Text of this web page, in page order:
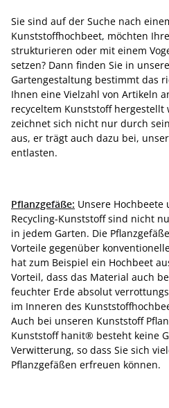
Sie sind auf der Suche nach
Kunststoffhochbeet, möchten
strukturieren oder mit einem
setzen? Dann finden Sie in
Gartengestaltung bestimmt das
Ihnen eine Vielzahl von Artikeln
recyceltem Kunststoff hergestellt
zeichnet sich nicht nur durch
aus, er trägt auch dazu bei,
entlasten.
Pflanzgefäße: Unsere
Recycling-Kunststoff sind nicht
in jedem Garten. Die
Vorteile gegenüber
hat zum Beispiel ein Hochbeet
Vorteil, dass das Material auch
feuchter Erde absolut
im Inneren des
Auch bei unseren Kunststoff
Kunststoff hanit® besteht keine
Verwitterung, so dass Sie sich
Pflanzgefäßen erfreuen können.